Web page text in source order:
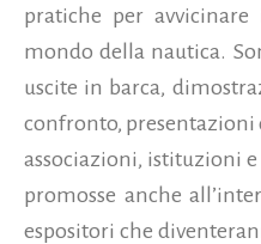
pratiche per avvicinare
mondo della nautica.
uscite in barca,
confronto, presentazioni
associazioni, istituzioni
promosse anche
espositori che